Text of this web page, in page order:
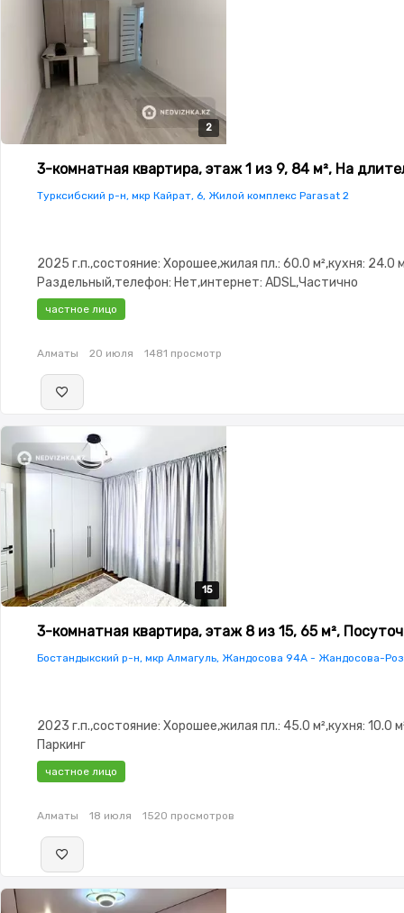
2
2
3-комнатная квартира, этаж 1 из 9, 84 м², На
Турксибский р-н, мкр Кайрат, 6, Жилой комплекс Parasat 2
2025 г.п.,состояние: Хорошее,жилая пл.: 60.0 м²,кухня: 24.0
Раздельный,телефон: Нет,интернет: ADSL,Частично
меблирована,Частично меблирована,паркинг: Рядом
стоянка,Кодовый
студия,Встроенная кухня,Новая
частное лицо
Алматы 20 июля 1481 просмотр
15
15
15
15
15
3-комнатная квартира, этаж 8 из 15, 65 м²,
Бостандыкский р-н, мкр Алмагуль, Жандосова 94А - Жандосова-
2023 г.п.,состояние: Хорошее,жилая пл.: 45.0 м²,кухня: 10.0
Паркинг
частное лицо
Алматы 18 июля 1520 просмотров